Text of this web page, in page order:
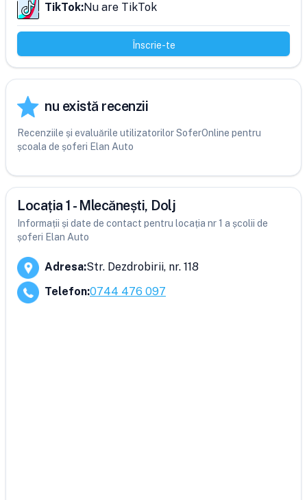
TikTok:Nu are TikTok
Înscrie-te
nu există recenzii
Recenziile și evaluările utilizatorilor SoferOnline pentru
școala de șoferi Elan Auto
Locația 1 - Mlecănești, Dolj
Informații și date de contact pentru locația nr 1 a școlii de
șoferi Elan Auto
Adresa:Str. Dezdrobirii, nr. 118
Telefon:0744 476 097